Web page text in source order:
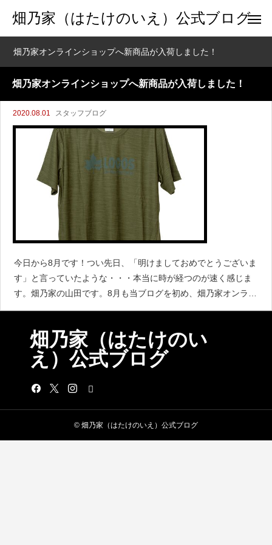
畑乃家（はたけのいえ）公式ブログ
畑乃家オンラインショップへ新商品が入荷しました！
畑乃家オンラインショップへ新商品が入荷しました！
2020.08.01 スタッフブログ
今日から8月です！つい先日、「明けましておめでとうございま
す」と言っていたような・・・本当に時が経つのが速く感じま
す。畑乃家の山田です。8月も当ブログを初め、畑乃家オンライ
ンショップもよろしくお願いいたします。今日は、畑乃家に新
畑乃家（はたけのい
え）公式ブログ
© 畑乃家（はたけのいえ）公式ブログ